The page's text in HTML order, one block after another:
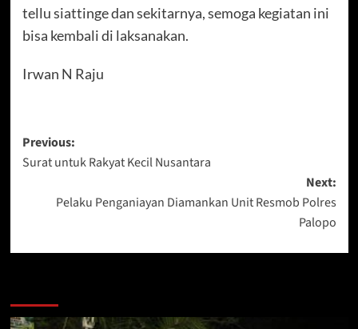
tellu siattinge dan sekitarnya, semoga kegiatan ini
bisa kembali di laksanakan.
Irwan N Raju
Post
navigation
Previous:
Surat untuk Rakyat Kecil Nusantara
Next:
Pelaku Penganiayan Diamankan Unit Resmob Polres
Palopo